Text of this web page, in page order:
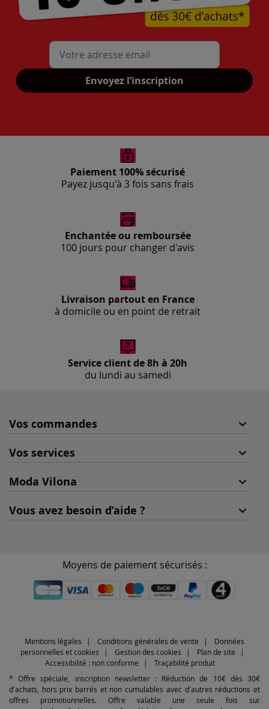
Mon adresse mail
Envoyez l’inscription
Paiement 100% sécurisé
Payez jusqu'à 3 fois sans frais
Enchantée ou remboursée
100 jours pour changer d'avis
Livraison partout en France
à domicile ou en point de retrait
Service client de 8h à 20h
du lundi au samedi
Vos commandes
Vos services
Moda Vilona
Vous avez besoin d’aide ?
Moyens de paiement sécurisés :
Mentions légales Conditions générales de vente
Données
personnelles et cookies
Gestion des cookies
Plan de site
Accessibilité : non conforme
Traçabilité produit
* Offre spéciale, inscription newsletter : Réduction de 10€ dès 30€
d'achats, hors prix barrés et non cumulables avec d'autres réductions et
offres promotionnelles. Offre valable une seule fois sur